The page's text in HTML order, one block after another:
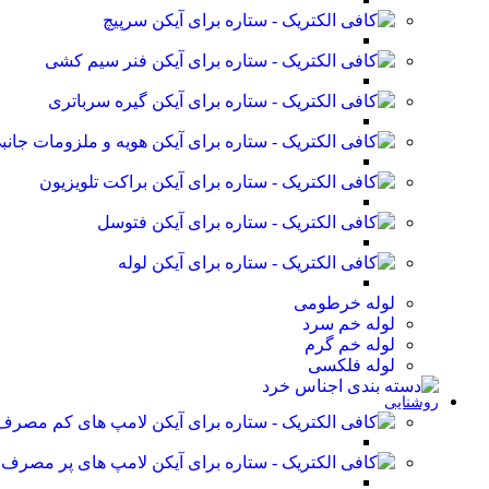
سرپیچ
فنر سیم کشی
گیره سرباتری
هویه و ملزومات
براکت تلویزیون
فتوسل
لوله
لوله خرطومی
لوله خم سرد
لوله خم گرم
لوله فلکسی
روشنایی
لامپ های کم
لامپ های پر مصرف